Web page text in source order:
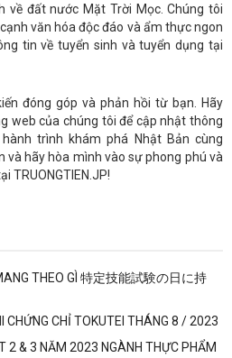
về đất nước Mặt Trời Mọc. Chúng tôi
văn hóa độc đáo và ẩm thực ngon
tin về tuyển sinh và tuyển dụng tại
đóng góp và phản hồi từ bạn. Hãy
web của chúng tôi để cập nhật thông
trình khám phá Nhật Bản cùng
và hãy hòa mình vào sự phong phú và
TRUONGTIEN.JP!
THEO GÌ 特定技能試験の日に持
CHỨNG CHỈ TOKUTEI THÁNG 8 / 2023
2 & 3 NĂM 2023 NGÀNH THỰC PHẨM